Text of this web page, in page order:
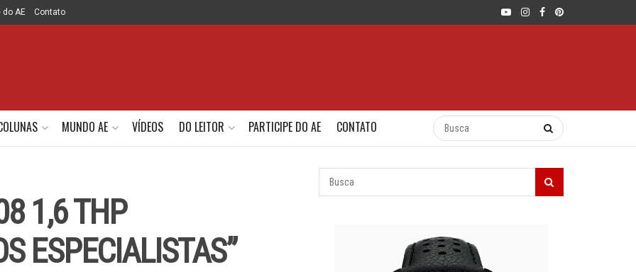
do AE Contato
MUNDO AE VÍDEOS DO LEITOR PARTICIPE DO AE CONTATO
1,6 THP
ESPECIALISTAS”